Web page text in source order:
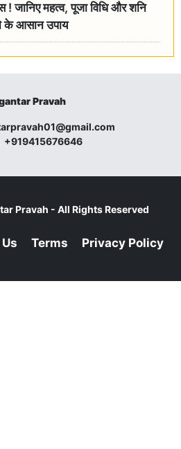
! जानिए महत्व, पूजा विधि और शनि
के आसान उपाय
Pravah
+919415676646
Pravah - All Rights Reserved
Terms Privacy Policy